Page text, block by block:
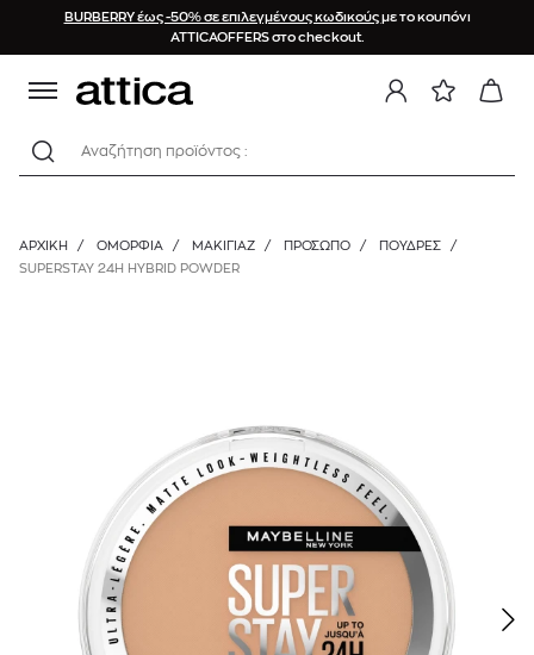
BURBERRY έως -50% σε επιλεγμένους κωδικούςμε το κουπόνι
ATTICAOFFERS στο checkout.
Αναζήτηση προϊόντος :
ΑΡΧΙΚΉ / ΟΜΟΡΦΙΑ / ΜΑΚΙΓΙΑΖ / ΠΡΌΣΩΠΟ / ΠΟΎΔΡΕΣ
/
SUPERSTAY 24H HYBRID POWDER